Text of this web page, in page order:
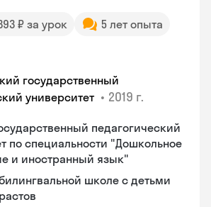
₽ за урок
5 лет опыта
государственный
университет • 2019 г.
педагогический
по специальности "Дошкольное
и иностранный язык"
школе с детьми